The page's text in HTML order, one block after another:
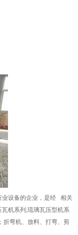
业设备的企业，是经 相关
机系列;琉璃瓦压型机系
折弯机、放料、打弯、剪